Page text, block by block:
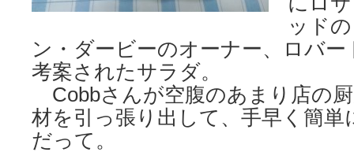
ッド
ン・ダービーのオーナー、ロバ
考案されたサラダ。
Cobbさんが空腹のあまり店の
材を引っ張り出して、手早く簡
だって。